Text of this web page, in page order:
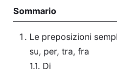
Sommario
Le preposizioni
su, per, tra, fra
Di